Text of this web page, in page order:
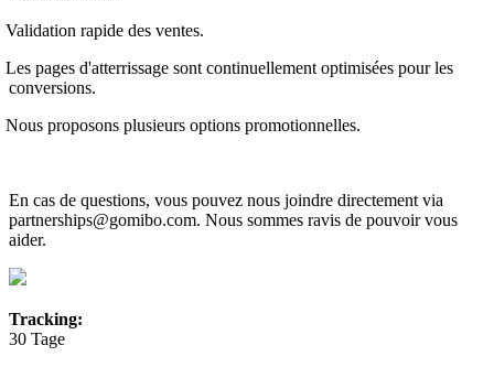
Validation rapide des ventes.
Les pages d'atterrissage sont continuellement optimisées pour les
conversions.
Nous proposons plusieurs options promotionnelles.
En cas de questions, vous pouvez nous joindre directement via
partnerships@gomibo.com. Nous sommes ravis de pouvoir vous
aider.
Tracking:
30 Tage